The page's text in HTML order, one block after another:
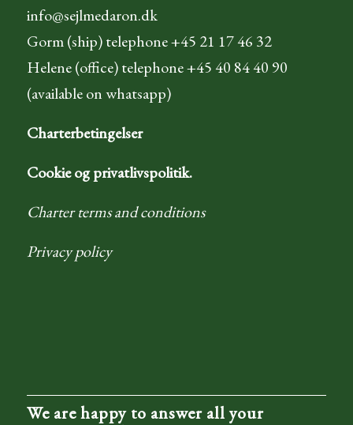
info@sejlmedaron.dk
Gorm (ship) telephone +45 21 17 46 32
Helene (office) telephone +45 40 84 40 90
(available on whatsapp)
Charterbetingelser
Cookie og privatlivspolitik.
Charter terms and conditions
Privacy policy
We are happy to answer all your